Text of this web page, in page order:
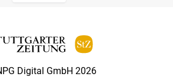
Digital GmbH 2026